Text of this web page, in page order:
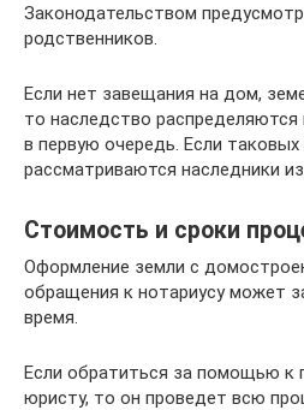
Законодательством
родственников.
Если нет завещания на дом,
то наследство
в первую очередь. Если таковых
рассматриваются наследники
Стоимость и сроки
Оформление земли с
обращения к нотариусу может
время.
Если обратиться за помощью к
юристу, то он проведет всю